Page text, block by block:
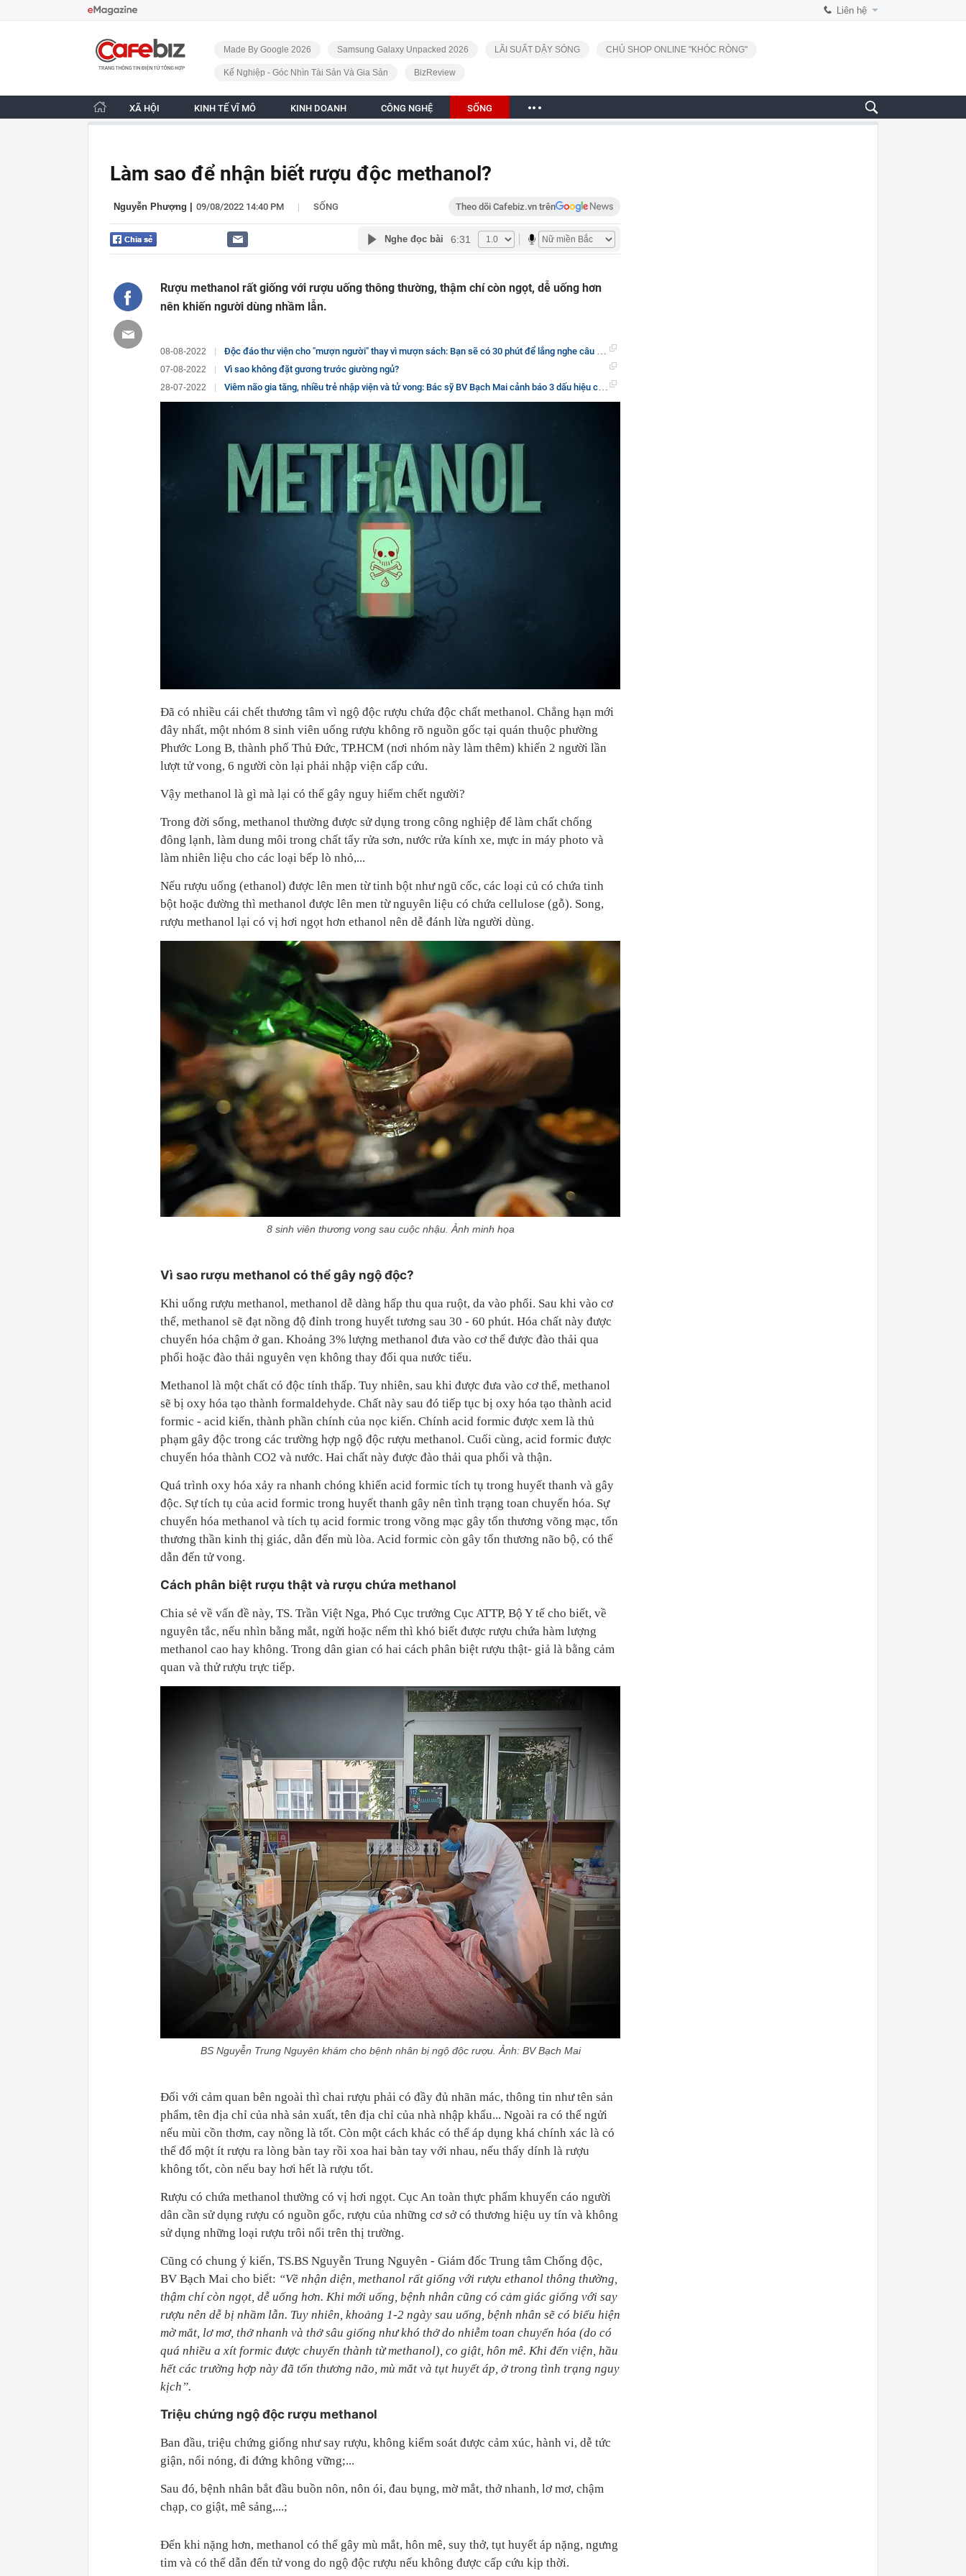
Liên hệ
CafeBiz - Trang chủ
Made By Google 2026 Samsung Galaxy Unpacked 2026 LÃI SUẤT DẬY SÓNG CHỦ SHOP ONLINE "KHÓC RÒNG"
Kế Nghiệp - Góc Nhìn Tài Sản Và Gia Sản BizReview
XÃ HỘI KINH TẾ VĨ MÔ KINH DOANH CÔNG NGHỆ SỐNG
Làm sao để nhận biết rượu độc methanol?
Nguyễn Phượng 09/08/2022 14:40 PM | SỐNG Theo dõi Cafebiz.vn trên
Nghe đọc bài 6:31
Rượu methanol rất giống với rượu uống thông thường, thậm chí còn ngọt, dễ uống hơn
nên khiến người dùng nhầm lẫn.
08-08-2022 Độc đáo thư viện cho "mượn người" thay vì mượn sách: Bạn sẽ có 30 phút để lắng nghe câu chuyện về cuộc đời của những người xa lạ
07-08-2022 Vì sao không đặt gương trước giường ngủ?
28-07-2022 Viêm não gia tăng, nhiều trẻ nhập viện và tử vong: Bác sỹ BV Bạch Mai cảnh báo 3 dấu hiệu cha mẹ không được bỏ qua
Đã có nhiều cái chết thương tâm vì ngộ độc rượu chứa độc chất methanol. Chẳng hạn mới
đây nhất, một nhóm 8 sinh viên uống rượu không rõ nguồn gốc tại quán thuộc phường
Phước Long B, thành phố Thủ Đức, TP.HCM (nơi nhóm này làm thêm) khiến 2 người lần
lượt tử vong, 6 người còn lại phải nhập viện cấp cứu.
Vậy methanol là gì mà lại có thể gây nguy hiểm chết người?
Trong đời sống, methanol thường được sử dụng trong công nghiệp để làm chất chống
đông lạnh, làm dung môi trong chất tẩy rửa sơn, nước rửa kính xe, mực in máy photo và
làm nhiên liệu cho các loại bếp lò nhỏ,...
Nếu rượu uống (ethanol) được lên men từ tinh bột như ngũ cốc, các loại củ có chứa tinh
bột hoặc đường thì methanol được lên men từ nguyên liệu có chứa cellulose (gỗ). Song,
rượu methanol lại có vị hơi ngọt hơn ethanol nên dễ đánh lừa người dùng.
8 sinh viên thương vong sau cuộc nhậu. Ảnh minh họa
Vì sao rượu methanol có thể gây ngộ độc?
Khi uống rượu methanol, methanol dễ dàng hấp thu qua ruột, da vào phổi. Sau khi vào cơ
thể, methanol sẽ đạt nồng độ đỉnh trong huyết tương sau 30 - 60 phút. Hóa chất này được
chuyển hóa chậm ở gan. Khoảng 3% lượng methanol đưa vào cơ thể được đào thải qua
phổi hoặc đào thải nguyên vẹn không thay đổi qua nước tiểu.
Methanol là một chất có độc tính thấp. Tuy nhiên, sau khi được đưa vào cơ thể, methanol
sẽ bị oxy hóa tạo thành formaldehyde. Chất này sau đó tiếp tục bị oxy hóa tạo thành acid
formic - acid kiến, thành phần chính của nọc kiến. Chính acid formic được xem là thủ
phạm gây độc trong các trường hợp ngộ độc rượu methanol. Cuối cùng, acid formic được
chuyển hóa thành CO2 và nước. Hai chất này được đào thải qua phổi và thận.
Quá trình oxy hóa xảy ra nhanh chóng khiến acid formic tích tụ trong huyết thanh và gây
độc. Sự tích tụ của acid formic trong huyết thanh gây nên tình trạng toan chuyển hóa. Sự
chuyển hóa methanol và tích tụ acid formic trong võng mạc gây tổn thương võng mạc, tổn
thương thần kinh thị giác, dẫn đến mù lòa. Acid formic còn gây tổn thương não bộ, có thể
dẫn đến tử vong.
Cách phân biệt rượu thật và rượu chứa methanol
Chia sẻ về vấn đề này, TS. Trần Việt Nga, Phó Cục trưởng Cục ATTP, Bộ Y tế cho biết, về
nguyên tắc, nếu nhìn bằng mắt, ngửi hoặc nếm thì khó biết được rượu chứa hàm lượng
methanol cao hay không. Trong dân gian có hai cách phân biệt rượu thật- giả là bằng cảm
quan và thử rượu trực tiếp.
BS Nguyễn Trung Nguyên khám cho bệnh nhân bị ngộ độc rượu. Ảnh: BV Bạch Mai
Đối với cảm quan bên ngoài thì chai rượu phải có đầy đủ nhãn mác, thông tin như tên sản
phẩm, tên địa chỉ của nhà sản xuất, tên địa chỉ của nhà nhập khẩu... Ngoài ra có thể ngửi
nếu mùi cồn thơm, cay nồng là tốt. Còn một cách khác có thể áp dụng khá chính xác là có
thể đổ một ít rượu ra lòng bàn tay rồi xoa hai bàn tay với nhau, nếu thấy dính là rượu
không tốt, còn nếu bay hơi hết là rượu tốt.
Rượu có chứa methanol thường có vị hơi ngọt. Cục An toàn thực phẩm khuyến cáo người
dân cần sử dụng rượu có nguồn gốc, rượu của những cơ sở có thương hiệu uy tín và không
sử dụng những loại rượu trôi nổi trên thị trường.
Cũng có chung ý kiến, TS.BS Nguyễn Trung Nguyên - Giám đốc Trung tâm Chống độc,
BV Bạch Mai cho biết: “Về nhận diện, methanol rất giống với rượu ethanol thông thường,
thậm chí còn ngọt, dễ uống hơn. Khi mới uống, bệnh nhân cũng có cảm giác giống với say
rượu nên dễ bị nhầm lẫn. Tuy nhiên, khoảng 1-2 ngày sau uống, bệnh nhân sẽ có biểu hiện
mờ mắt, lơ mơ, thở nhanh và thở sâu giống như khó thở do nhiễm toan chuyển hóa (do có
quá nhiều a xít formic được chuyển thành từ methanol), co giật, hôn mê. Khi đến viện, hầu
hết các trường hợp này đã tổn thương não, mù mắt và tụt huyết áp, ở trong tình trạng nguy
kịch”.
Triệu chứng ngộ độc rượu methanol
Ban đầu, triệu chứng giống như say rượu, không kiểm soát được cảm xúc, hành vi, dễ tức
giận, nổi nóng, đi đứng không vững;...
Sau đó, bệnh nhân bắt đầu buồn nôn, nôn ói, đau bụng, mờ mắt, thở nhanh, lơ mơ, chậm
chạp, co giật, mê sảng,...;
Đến khi nặng hơn, methanol có thể gây mù mắt, hôn mê, suy thở, tụt huyết áp nặng, ngưng
tim và có thể dẫn đến tử vong do ngộ độc rượu nếu không được cấp cứu kịp thời.